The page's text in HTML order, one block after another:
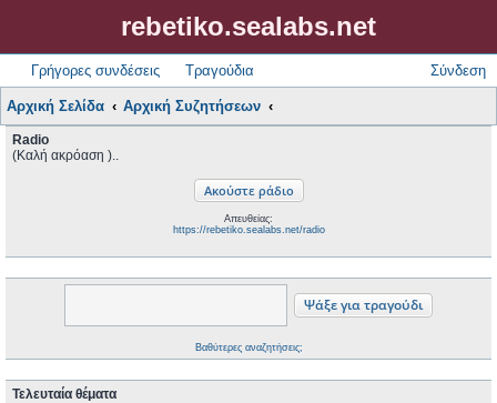
rebetiko.sealabs.net
Γρήγορες συνδέσεις Τραγούδια Σύνδεση
Αρχική Σελίδα Αρχική Συζητήσεων
Radio
(Καλή ακρόαση )..
Απευθείας:
https://rebetiko.sealabs.net/radio
Βαθύτερες αναζητήσεις;
Τελευταία θέματα